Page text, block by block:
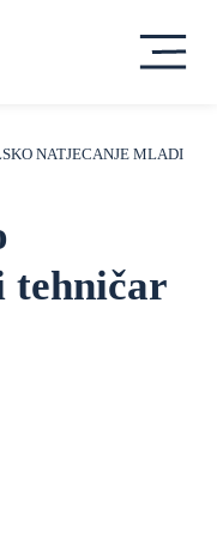
NATJECANJE MLADI
tehničar